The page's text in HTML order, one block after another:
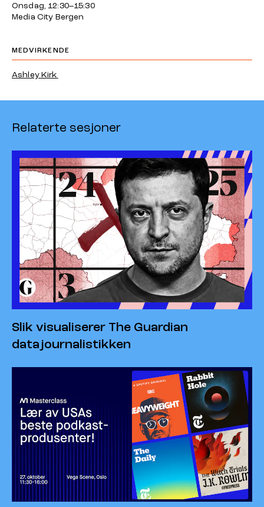
Onsdag, 12:30–15:30
Media City Bergen
MEDVIRKENDE
Ashley Kirk
Relaterte sesjoner
Slik visualiserer The Guardian
datajournalistikken